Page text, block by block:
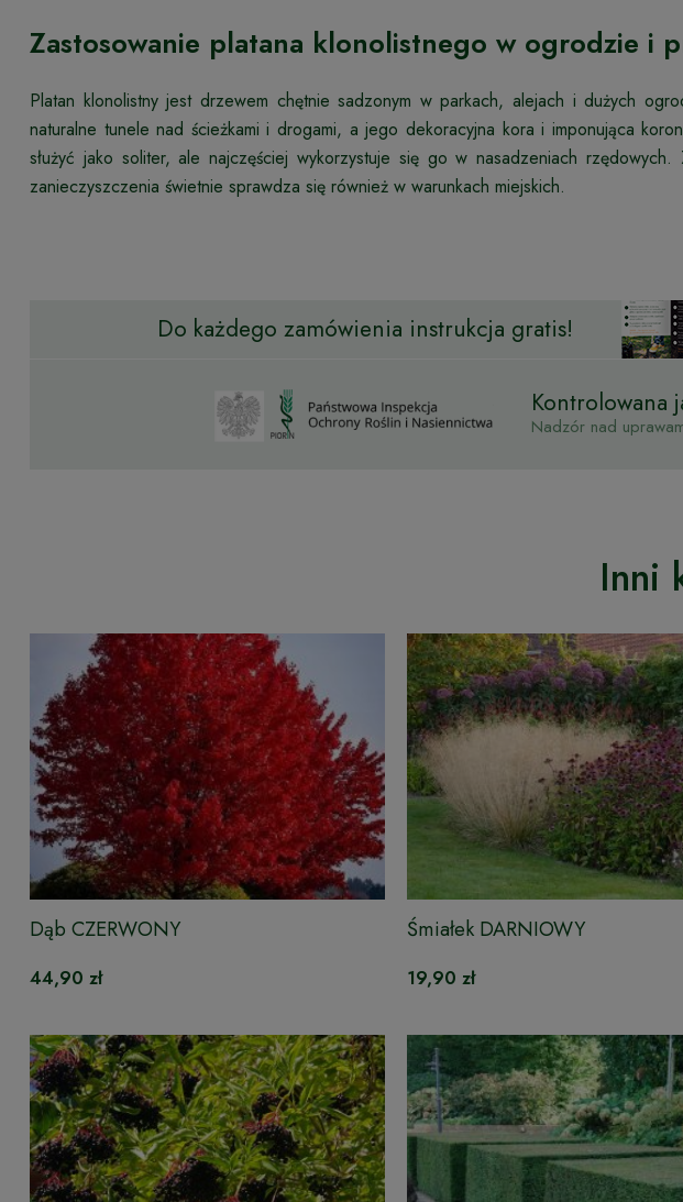
Zastosowanie platana klonolistnego w ogrodzie i
Platan klonolistny jest drzewem chętnie sadzonym w parkach, alejach i dużych
naturalne tunele nad ścieżkami i drogami, a jego dekoracyjna kora i imponująca
służyć jako soliter, ale najczęściej wykorzystuje się go w nasadzeniach
zanieczyszczenia świetnie sprawdza się również w warunkach miejskich.
Do każdego zamówienia instrukcja gratis!
Kontrolowana
Nadzór nad
Inni
Dąb CZERWONY
44,90 zł
Śmiałek DARNIOWY
19,90 zł